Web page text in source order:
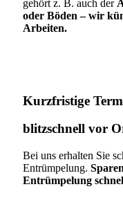
gehört z. B. auch der
oder Böden – wir
Arbeiten.
Kurzfristige
blitzschnell vor
Bei uns erhalten Sie
Entrümpelung.
Entrümpelung